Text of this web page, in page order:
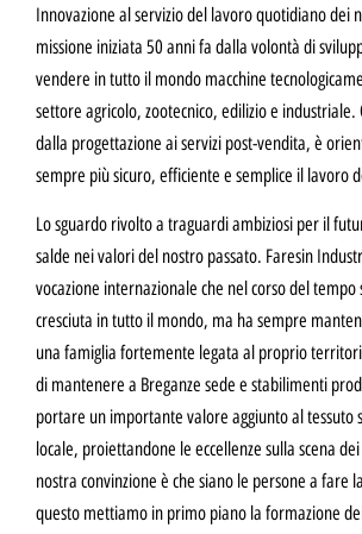
Innovazione al servizio del lavoro quotidiano dei
missione iniziata 50 anni fa dalla volontà di
vendere in tutto il mondo macchine
settore agricolo, zootecnico, edilizio e
dalla progettazione ai servizi post-vendita, è
sempre più sicuro, efficiente e semplice il lavoro
Lo sguardo rivolto a traguardi ambiziosi per il
salde nei valori del nostro passato. Faresin
vocazione internazionale che nel corso del
cresciuta in tutto il mondo, ma ha sempre
una famiglia fortemente legata al proprio
di mantenere a Breganze sede e stabilimenti
portare un importante valore aggiunto al tessuto
locale, proiettandone le eccellenze sulla scena
nostra convinzione è che siano le persone a fare
questo mettiamo in primo piano la formazione